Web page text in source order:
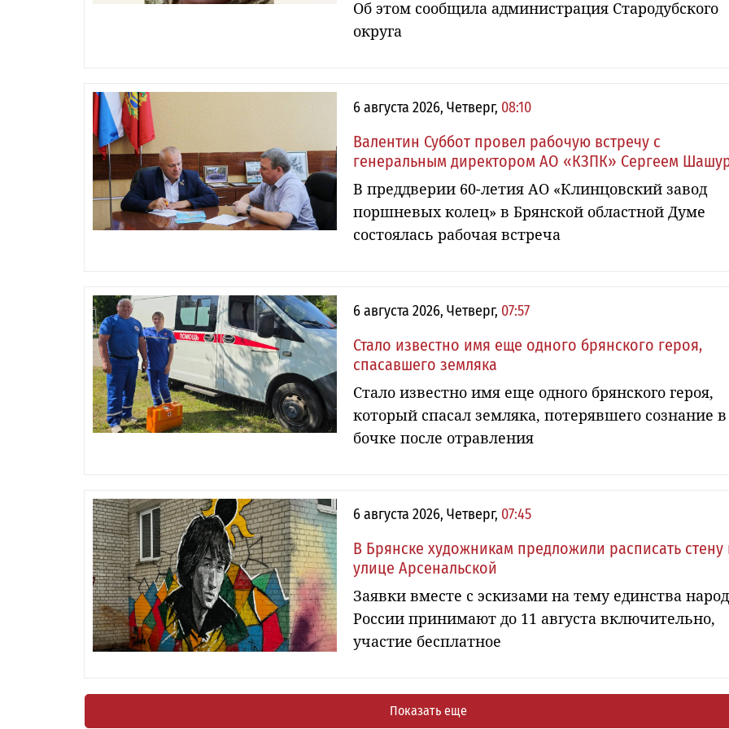
Об этом сообщила администрация Стародубского
округа
6 августа 2026, Четверг, 08:10
Валентин Суббот провел рабочую встречу с
генеральным директором АО «КЗПК» Сергеем
В преддверии 60-летия АО «Клинцовский завод
поршневых колец» в Брянской областной Думе
состоялась рабочая встреча
6 августа 2026, Четверг, 07:57
Стало известно имя еще одного брянского героя,
спасавшего земляка
Стало известно имя еще одного брянского героя,
который спасал земляка, потерявшего сознание в
бочке после отравления
6 августа 2026, Четверг, 07:45
В Брянске художникам предложили расписать стену
улице Арсенальской
Заявки вместе с эскизами на тему единства
России принимают до 11 августа включительно,
участие бесплатное
Показать еще